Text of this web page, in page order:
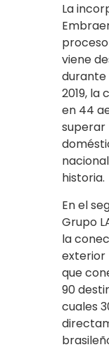
La
viene
durante
2019,
en 44
superar
historia.
En el
Grupo
la
exterior
que
90
cuales